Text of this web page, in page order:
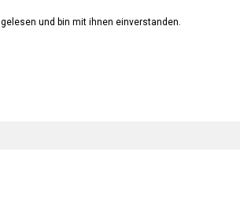
gelesen und bin mit ihnen einverstanden.